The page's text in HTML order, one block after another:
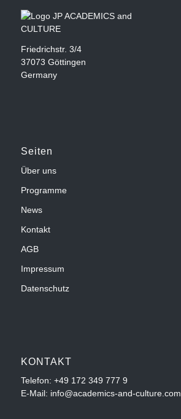
Friedrichstr. 3/4
37073 Göttingen
Germany
Seiten
Über uns
Programme
News
Kontakt
AGB
Impressum
Datenschutz
KONTAKT
Telefon: +49 172 349 777 9
E-Mail: info@academics-and-culture.com